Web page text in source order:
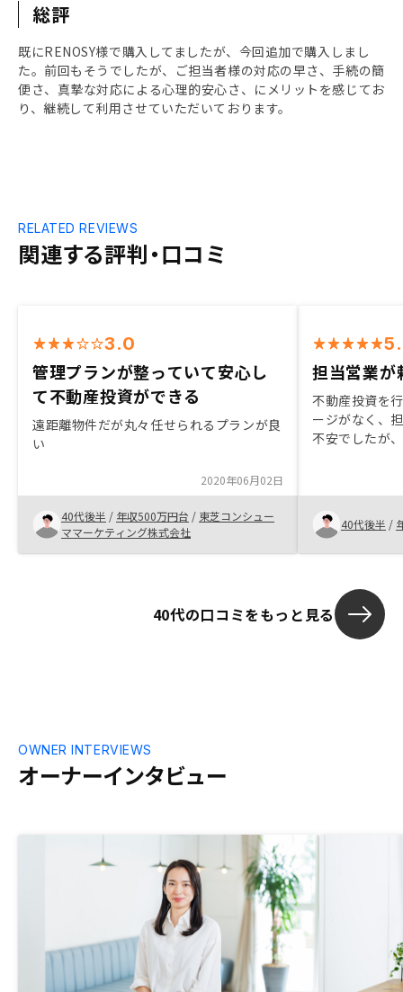
総評
既にRENOSY様で購入してましたが、今回追加で購入しまし
た。前回もそうでしたが、ご担当者様の対応の早さ、手続の簡
便さ、真摯な対応による心理的安心さ、にメリットを感じてお
り、継続して利用させていただいております。
関連する評判・口コミ
RELATED REVIEWS
3.0
管理プランが整っていて安心し
て不動産投資ができる
遠距離物件だが丸々任せられるプランが良
い
2020年06月02日
40代後半 / 年収500万円台 / 東芝コンシュー
ママーケティング株式会社
担当営業が
不動産投資を
ージがなく、
不安でしたが
した決め手と
40代後半 /
40代の口コミをもっと見る
オーナーインタビュー
OWNER INTERVIEWS